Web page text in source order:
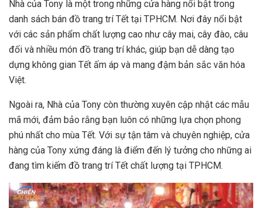
Nhà của Tony là một trong những cửa hàng nổi bật trong
danh sách bán đồ trang trí Tết tại TPHCM. Nơi đây nổi bật
với các sản phẩm chất lượng cao như cây mai, cây đào, câu
đối và nhiều món đồ trang trí khác, giúp bạn dễ dàng tạo
dựng không gian Tết ấm áp và mang đậm bản sắc văn hóa
Việt.
Ngoài ra, Nhà của Tony còn thường xuyên cập nhật các mẫu
mã mới, đảm bảo rằng bạn luôn có những lựa chọn phong
phú nhất cho mùa Tết. Với sự tận tâm và chuyên nghiệp, cửa
hàng của Tony xứng đáng là điểm đến lý tưởng cho những ai
đang tìm kiếm đồ trang trí Tết chất lượng tại TPHCM.